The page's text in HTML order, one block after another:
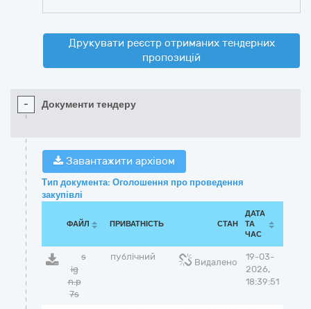
Друкувати реєстр отриманих тендерних
пропозицій
- Документи тендеру
Завантажити архівом
Тип документа: Оголошення про проведення
закупівлі
ФАЙЛ ПРИВАТНІСТЬ СТАН
ДАТА
ТА
ЧАС
s
ig
n.p
7s
публічний
Видалено
19-03-
2026,
18:39:51